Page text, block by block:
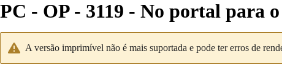
PC - OP - 3119 - No portal para
A versão imprimível não é mais suportada e pode ter erros de